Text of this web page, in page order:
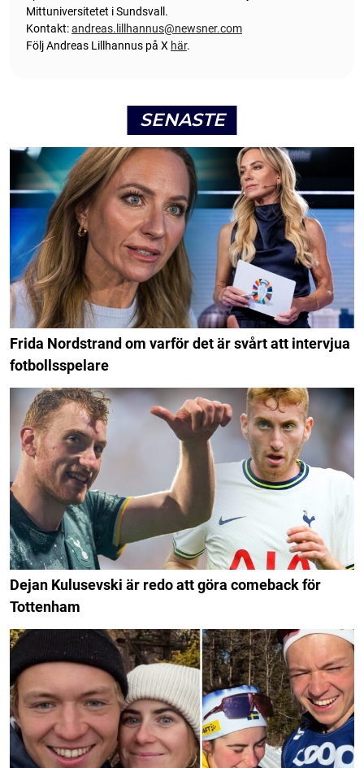
Mittuniversitetet i Sundsvall.
Kontakt:andreas.lillhannus@newsner.com
Följ Andreas Lillhannus på X här.
SENASTE
Frida Nordstrand om varför det är svårt att intervjua
fotbollsspelare
Dejan Kulusevski är redo att göra comeback för
Tottenham